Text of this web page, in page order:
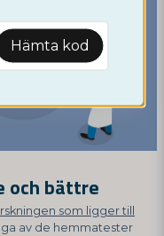
och bättre
som ligger till
av de hemmatester
Hämta kod